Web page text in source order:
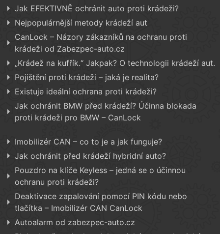
Jak EFEKTIVNĚ ochránit auto proti krádeži?
Nejpopulárnější metody krádeží aut
CanLock – Názory zákazníků na ochranu proti
krádeži od Zabezpec-auto.cz
„Krádež na kufřík.“ Jakpak? O technologii krádeží aut.
Pojištění proti krádeži – jaká je realita?
Existuje ideální ochrana proti krádeži?
Jak ochránit BMW před krádeží? Účinna blokada
proti krádeži pro BMW – CanLock
Imobilizér CAN – co to je a jak funguje?
Jak ochránit před krádeží hybridní auto?
Pouzdro na klíče Keyless – jedná se o účinnou
ochranu proti krádeži?
Deaktivace zapalování pomocí PIN kódu nebo
tlačítka – Imobilizér CAN CanLock
Autoalarm od zabezpec-auto.cz